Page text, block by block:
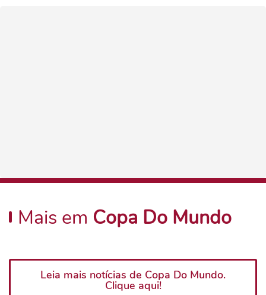
Mais em Copa Do Mundo
Leia mais notícias de Copa Do Mundo.
Clique aqui!